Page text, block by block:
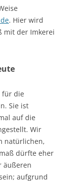
. Hier wird
mit der Imkerei
für die
Sie ist
auf die
Wir
natürlichen,
dürfte eher
äußeren
aufgrund